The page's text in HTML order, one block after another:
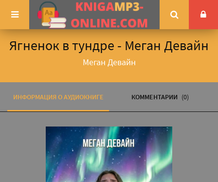
Ягненок в тундре - Меган Девайн
Меган Девайн
ИНФОРМАЦИЯ О АУДИОКНИГЕ КОММЕНТАРИИ (0)